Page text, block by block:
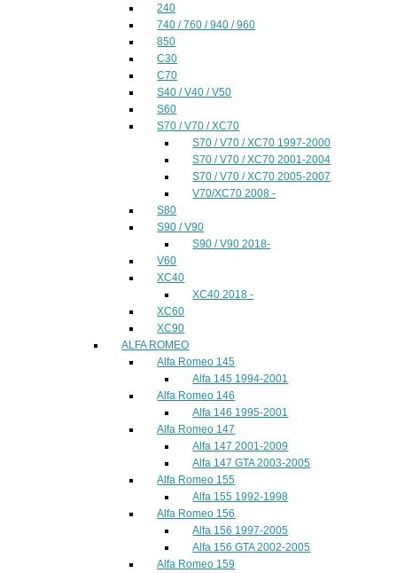
240
740 / 760 / 940 / 960
850
C30
C70
S40 / V40 / V50
S60
S70 / V70 / XC70
S70 / V70 / XC70 1997-2000
S70 / V70 / XC70 2001-2004
S70 / V70 / XC70 2005-2007
V70/XC70 2008 -
S80
S90 / V90
S90 / V90 2018-
V60
XC40
XC40 2018 -
XC60
XC90
ALFA ROMEO
Alfa Romeo 145
Alfa 145 1994-2001
Alfa Romeo 146
Alfa 146 1995-2001
Alfa Romeo 147
Alfa 147 2001-2009
Alfa 147 GTA 2003-2005
Alfa Romeo 155
Alfa 155 1992-1998
Alfa Romeo 156
Alfa 156 1997-2005
Alfa 156 GTA 2002-2005
Alfa Romeo 159